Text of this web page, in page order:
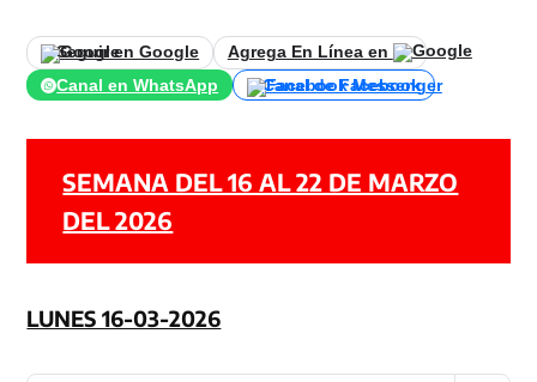
Seguir en Google
Agrega En Línea en
Canal en WhatsApp
Canal de Facebook
SEMANA DEL 16 AL 22 DE MARZO
DEL 2026
LUNES 16-03-2026